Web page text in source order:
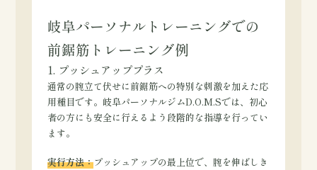
岐阜パーソナルトレーニングでの
前鋸筋トレーニング例
1. プッシュアッププラス
通常の腕立て伏せに前鋸筋への特別な刺激を加えた応
用種目です。岐阜パーソナルジムD.O.M.Sでは、初心
者の方にも安全に行えるよう段階的な指導を行ってい
ます。
実行方法：プッシュアップの最上位で、腕を伸ばしき